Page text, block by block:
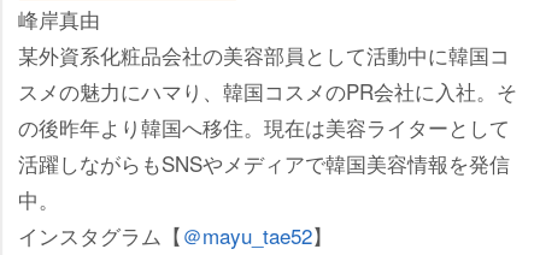
峰岸真由
某外資系化粧品会社の美容部員として活動中に韓国コ
スメの魅力にハマり、韓国コスメのPR会社に入社。そ
の後昨年より韓国へ移住。現在は美容ライターとして
活躍しながらもSNSやメディアで韓国美容情報を発信
中。
インスタグラム【＠mayu_tae52】